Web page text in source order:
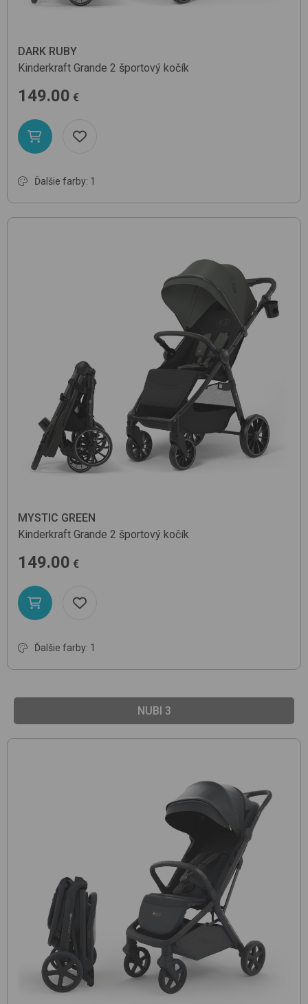
DARK RUBY
Kinderkraft Grande 2 športový kočík
149.00 €
Ďalšie farby: 1
MYSTIC GREEN
Kinderkraft Grande 2 športový kočík
149.00 €
Ďalšie farby: 1
NUBI 3